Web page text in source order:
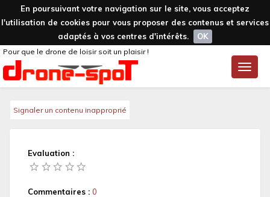
En poursuivant votre navigation sur le site, vous acceptez
l'utilisation de cookies pour vous proposer des contenus et services
adaptés à vos centres d'intérêts.
OK
Toggle
Pour que le drone de loisir soit un plaisir !
Signaler un contenu inapproprié
Evaluation :
Commentaires : 0